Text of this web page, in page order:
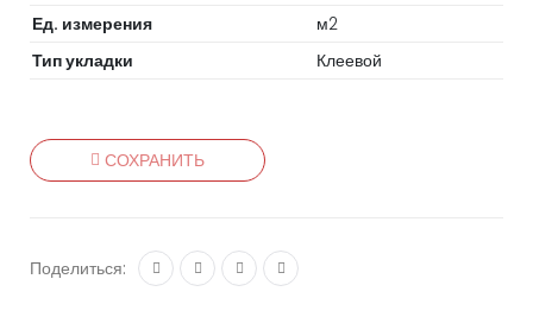
Ед. измерения
м2
Тип укладки
Клеевой
СОХРАНИТЬ
Поделиться: